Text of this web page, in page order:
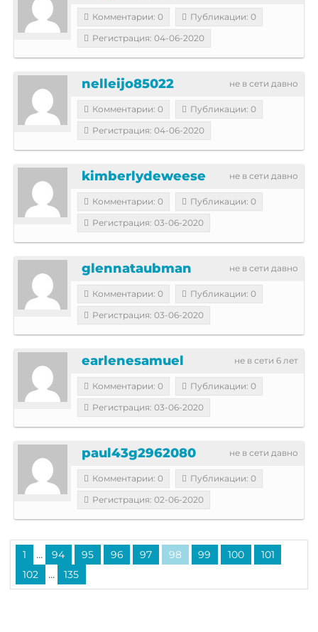
Комментарии: 0
Публикации: 0
Регистрация: 04-06-2020
не в сети давно
nelleijo85022
Комментарии: 0
Публикации: 0
Регистрация: 04-06-2020
не в сети давно
kimberlydeweese
Комментарии: 0
Публикации: 0
Регистрация: 03-06-2020
не в сети давно
glennataubman
Комментарии: 0
Публикации: 0
Регистрация: 03-06-2020
не в сети 6 лет
earlenesamuel
Комментарии: 0
Публикации: 0
Регистрация: 03-06-2020
не в сети давно
paul43g2962080
Комментарии: 0
Публикации: 0
Регистрация: 02-06-2020
1 ... 94 95 96 97 98 99 100
101
102
... 135